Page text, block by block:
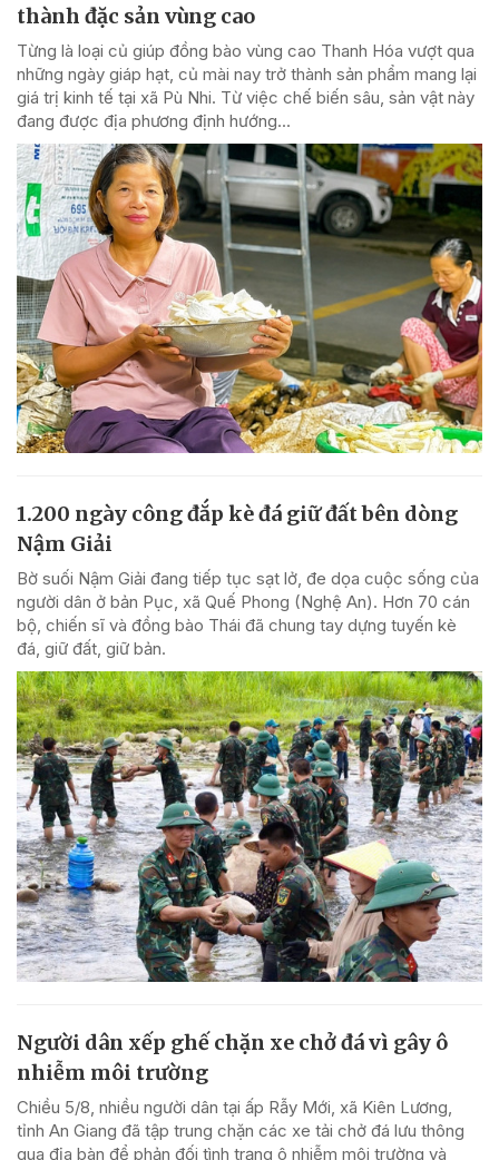
thành đặc sản vùng cao
Từng là loại củ giúp đồng bào vùng cao Thanh Hóa vượt qua
những ngày giáp hạt, củ mài nay trở thành sản phẩm mang lại
giá trị kinh tế tại xã Pù Nhi. Từ việc chế biến sâu, sản vật này
đang được địa phương định hướng...
1.200 ngày công đắp kè đá giữ đất bên dòng
Nậm Giải
Bờ suối Nậm Giải đang tiếp tục sạt lở, đe dọa cuộc sống của
người dân ở bản Pục, xã Quế Phong (Nghệ An). Hơn 70 cán
bộ, chiến sĩ và đồng bào Thái đã chung tay dựng tuyến kè
đá, giữ đất, giữ bản.
Người dân xếp ghế chặn xe chở đá vì gây ô
nhiễm môi trường
Chiều 5/8, nhiều người dân tại ấp Rẫy Mới, xã Kiên Lương,
tỉnh An Giang đã tập trung chặn các xe tải chở đá lưu thông
qua địa bàn để phản đối tình trạng ô nhiễm môi trường và